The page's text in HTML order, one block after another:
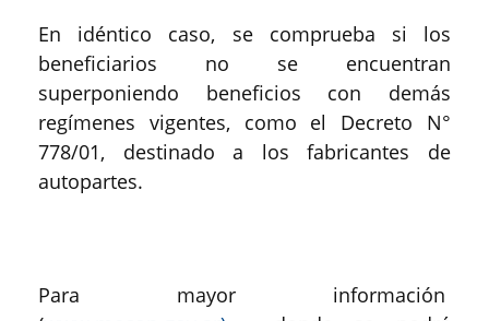
En idéntico caso, se comprueba si los
beneficiarios no se encuentran
superponiendo beneficios con demás
regímenes vigentes, como el Decreto N°
778/01, destinado a los fabricantes de
autopartes.
Para mayor información